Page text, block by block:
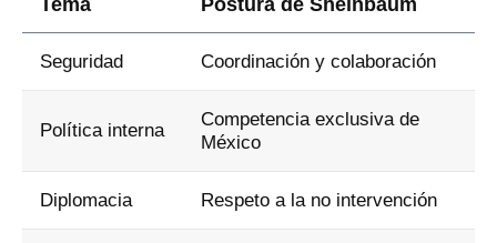
Tema Postura de Sheinbaum
Seguridad Coordinación y colaboración
Política interna
Competencia exclusiva de
México
Diplomacia Respeto a la no intervención